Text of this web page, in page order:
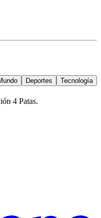
Deportes
Tecnología
4 Patas.